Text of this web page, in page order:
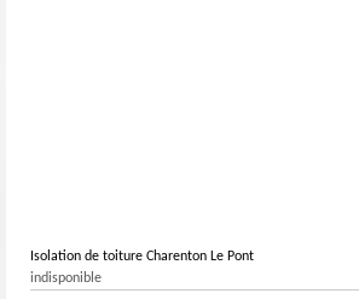
Isolation de toiture Charenton Le Pont
indisponible